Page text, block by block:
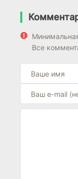
Все